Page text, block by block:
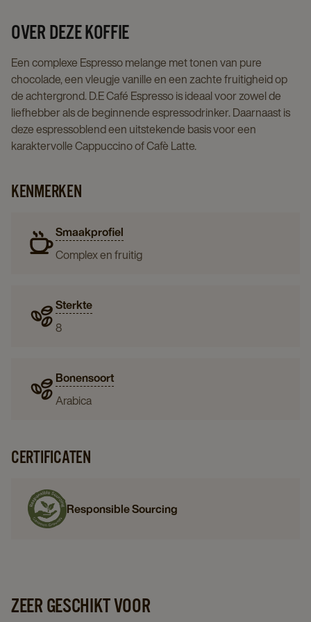
OVER DEZE KOFFIE
Een complexe Espresso melange met tonen van pure
chocolade, een vleugje vanille en een zachte fruitigheid op
de achtergrond. D.E Café Espresso is ideaal voor zowel de
liefhebber als de beginnende espressodrinker. Daarnaast is
deze espressoblend een uitstekende basis voor een
karaktervolle Cappuccino of Cafè Latte.
KENMERKEN
Smaakprofiel
Complex en fruitig
Sterkte
8
Bonensoort
Arabica
CERTIFICATEN
Responsible Sourcing
ZEER GESCHIKT VOOR